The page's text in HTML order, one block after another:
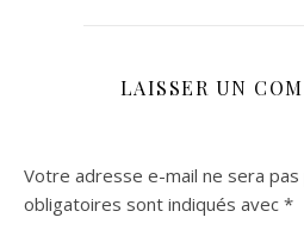
LAISSER UN
Votre adresse e-mail ne sera pas
obligatoires sont indiqués avec *